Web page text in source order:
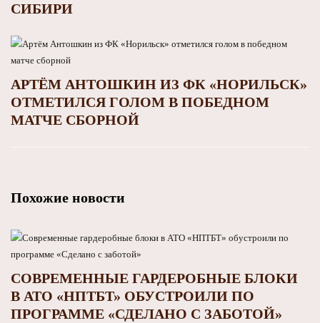
СИБИРИ
АРТЁМ АНТОШКИН ИЗ ФК «НОРИЛЬСК»
ОТМЕТИЛСЯ ГОЛОМ В ПОБЕДНОМ
МАТЧЕ СБОРНОЙ
Похожие новости
СОВРЕМЕННЫЕ ГАРДЕРОБНЫЕ БЛОКИ
В АТО «НПТБТ» ОБУСТРОИЛИ ПО
ПРОГРАММЕ «СДЕЛАНО С ЗАБОТОЙ»